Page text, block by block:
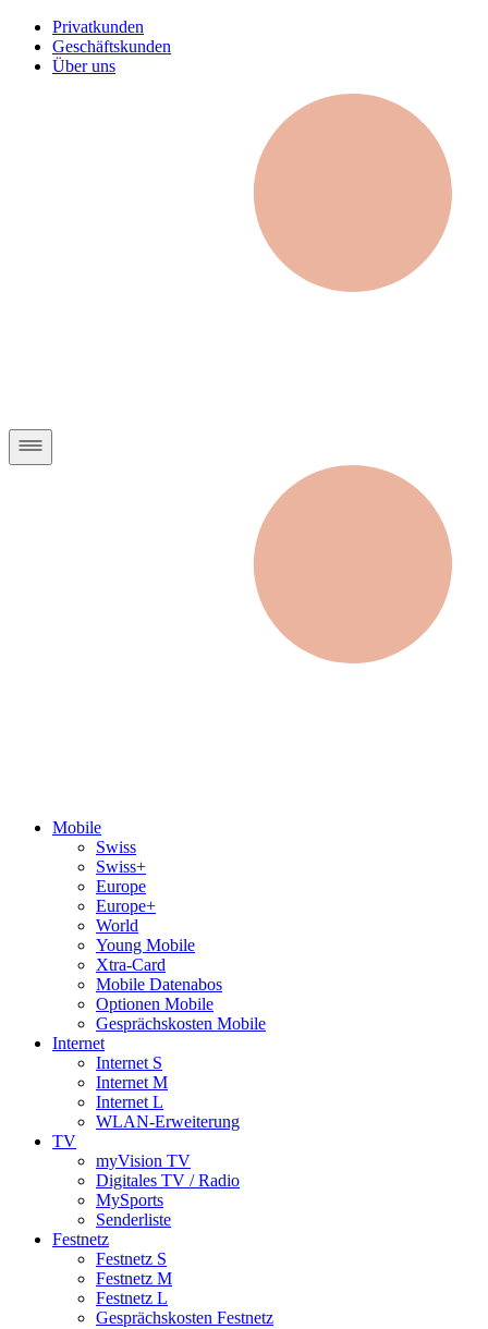
Privatkunden
Geschäftskunden
Über uns
Mobile
Swiss
Swiss+
Europe
Europe+
World
Young Mobile
Xtra-Card
Mobile Datenabos
Optionen Mobile
Gesprächskosten Mobile
Internet
Internet S
Internet M
Internet L
WLAN-Erweiterung
TV
myVision TV
Digitales TV / Radio
MySports
Senderliste
Festnetz
Festnetz S
Festnetz M
Festnetz L
Gesprächskosten Festnetz